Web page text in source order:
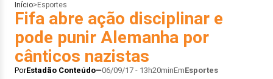
Início> Esportes
Fifa abre ação disciplinar e
pode punir Alemanha por
cânticos nazistas
PorEstadão Conteúdo 06/09/17 - 13h20minEmEsportes